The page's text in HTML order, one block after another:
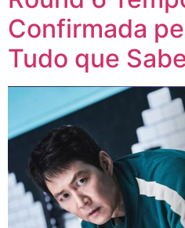
Confirmada
Tudo que